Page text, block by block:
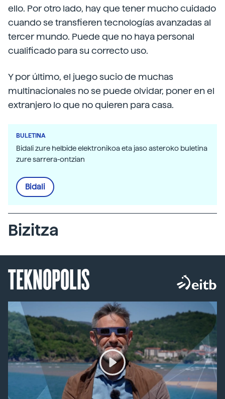
ello. Por otro lado, hay que tener mucho cuidado
cuando se transfieren tecnologías avanzadas al
tercer mundo. Puede que no haya personal
cualificado para su correcto uso.
Y por último, el juego sucio de muchas
multinacionales no se puede olvidar, poner en el
extranjero lo que no quieren para casa.
BULETINA
Bidali zure helbide elektronikoa eta jaso asteroko buletina
zure sarrera-ontzian
Bidali
Bizitza
TEKNOPOLIS